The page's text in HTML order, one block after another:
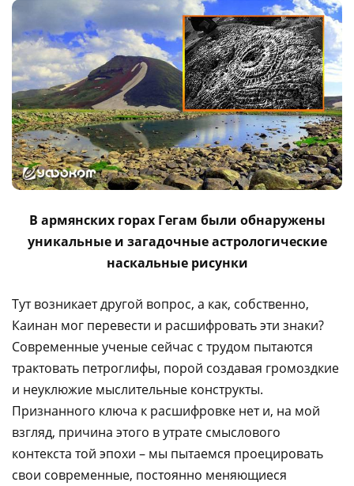
В армянских горах Гегам были обнаружены
уникальные и загадочные астрологические
наскальные рисунки
Тут возникает другой вопрос, а как, собственно,
Каинан мог перевести и расшифровать эти знаки?
Современные ученые сейчас с трудом пытаются
трактовать петроглифы, порой создавая громоздкие
и неуклюжие мыслительные конструкты.
Признанного ключа к расшифровке нет и, на мой
взгляд, причина этого в утрате смыслового
контекста той эпохи – мы пытаемся проецировать
свои современные, постоянно меняющиеся